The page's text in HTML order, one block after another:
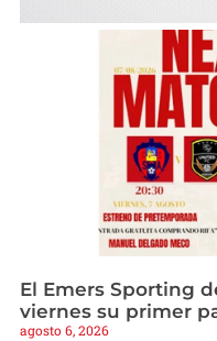
El Emers Sporting
viernes su primer
agosto 6, 2026